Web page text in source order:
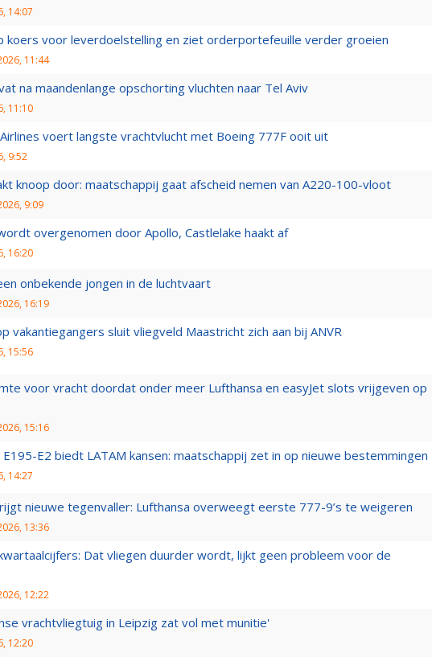
14:07
koers voor leverdoelstelling en ziet orderportefeuille verder groeien
11:44
na maandenlange opschorting vluchten naar Tel Aviv
11:10
voert langste vrachtvlucht met Boeing 777F ooit uit
9:52
knoop door: maatschappij gaat afscheid nemen van A220-100-vloot
9:09
overgenomen door Apollo, Castlelake haakt af
16:20
onbekende jongen in de luchtvaart
16:19
vakantiegangers sluit vliegveld Maastricht zich aan bij ANVR
15:56
voor vracht doordat onder meer Lufthansa en easyJet slots vrijgeven op
15:16
E2 biedt LATAM kansen: maatschappij zet in op nieuwe bestemmingen
14:27
nieuwe tegenvaller: Lufthansa overweegt eerste 777-9’s te weigeren
13:36
Dat vliegen duurder wordt, lijkt geen probleem voor de
12:22
vrachtvliegtuig in Leipzig zat vol met munitie'
12:20